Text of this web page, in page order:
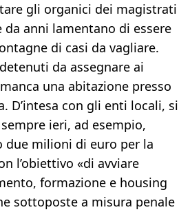
gli organici dei magistrati
da anni lamentano di essere
di casi da vagliare.
da assegnare ai
una abitazione presso
D’intesa con gli enti locali, si
ieri, ad esempio,
due milioni di euro per la
l’obiettivo «di avviare
formazione e housing
sottoposte a misura penale